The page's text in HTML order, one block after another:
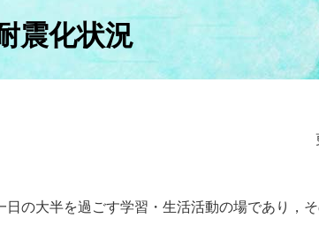
震化状況
の大半を過ごす学習・生活活動の場であり，